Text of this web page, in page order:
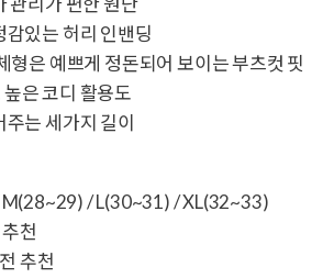
있는 허리 인밴딩
형은 예쁘게 정돈되어 보이는 부츠컷 핏
은 코디 활용도
는 세가지 길이
M(28~29) / L(30~31) / XL(32~33)
천
추천